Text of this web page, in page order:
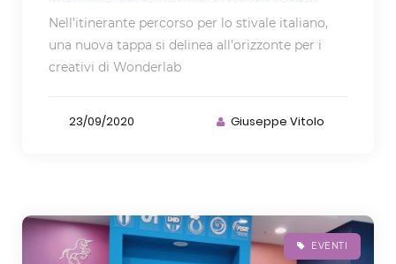
Nell’itinerante percorso per lo stivale italiano,
una nuova tappa si delinea all’orizzonte per i
creativi di Wonderlab
23/09/2020 Giuseppe Vitolo
EVENTI